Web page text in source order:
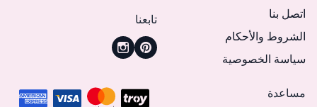
اتصل بنا
الشروط والأحكام
سياسة الخصوصية
تابعنا
مساعدة